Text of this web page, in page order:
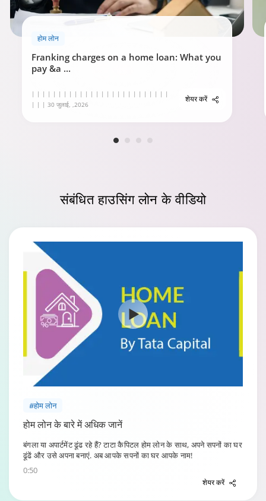
होम लोन
Franking charges on a home loan: What you
pay &a ...
| | | | | | | | | | | | | | | | | | | | | | | | | |
| | | 30 जुलाई, ,2026
शेयर करें
संबंधित हाउसिंग लोन केवीडियो
#होम लोन
होम लोन के बारे में अधिक जानें
बंगला या अपार्टमेंट ढूंढ रहे हैं? टाटा कैपिटल होम लोन के साथ, अपने सपनों का घर
ढूंढें और उसे अपना बनाएं. अब आपके सपनों का घर आपके नाम!
0:50
शेयर करें